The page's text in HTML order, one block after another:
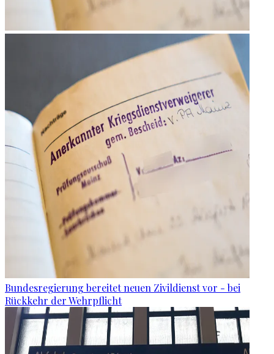
Bundesregierung bereitet neuen Zivildienst vor - bei
Rückkehr der Wehrpflicht